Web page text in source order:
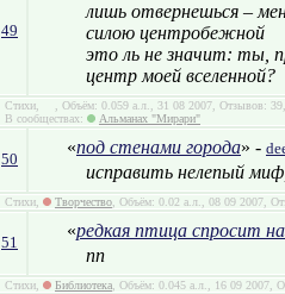
49
лишь отвернешься –
силою центробежной
это ль не значит: ты,
центр моей вселенной?
Стихи,
, Объём: 0.059 а.л., 31 08 2007, Отзывов:
В сообществах:
Альманах "Мирари"
50
«под стенами города» -
исправить нелепый
Стихи, Творчество , Объём: 0.02 а.л., 08 09 2007,
51
«редкая птица спросит
nn
Стихи, Библиотека , Объём: 0.045 а.л., 16 09 2007,